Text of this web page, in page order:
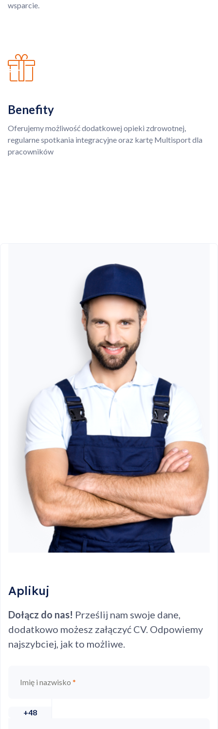
wsparcie.
Benefity
Oferujemy możliwość dodatkowej opieki zdrowotnej,
regularne spotkania integracyjne oraz kartę Multisport dla
pracowników
Aplikuj
Dołącz do nas! Prześlij nam swoje dane,
dodatkowo możesz załączyć CV. Odpowiemy
najszybciej, jak to możliwe.
Imię i nazwisko *
+48